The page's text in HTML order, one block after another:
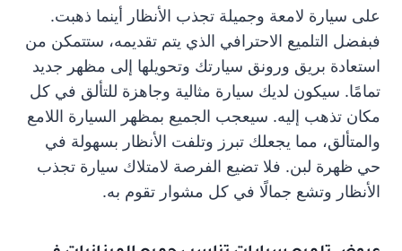
على سيارة لامعة وجميلة تجذب الأنظار أينما ذهبت.
فبفضل التلميع الاحترافي الذي يتم تقديمه، ستتمكن من
استعادة بريق ورونق سيارتك وتحويلها إلى مظهر جديد
تمامًا. سيكون لديك سيارة مثالية وجاهزة للتألق في كل
مكان تذهب إليه. سيعجب الجميع بمظهر السيارة اللامع
والمتألق، مما يجعلك تبرز وتلفت الأنظار بسهولة في
حي ظهرة لبن. فلا تضيع الفرصة لامتلاك سيارة تجذب
الأنظار وتشع جمالًا في كل مشوار تقوم به.